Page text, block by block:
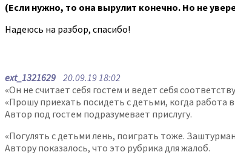
(Если нужно, то она вырулит конечно. Но не
Надеюсь на разбор, спасибо!
ext_1321629 20.09.19 18:02
«Он не считает себя гостем и ведет себя
«Прошу приехать посидеть с детьми, когда работа
Автор под гостем подразумевает прислугу.
«Погулять с детьми лень, поиграть тоже.
Автору показалось, что это рубрика для жалоб.